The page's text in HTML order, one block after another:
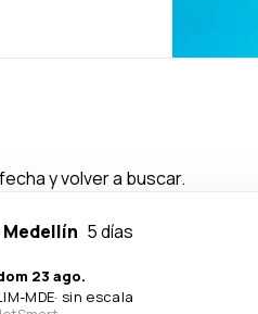
y volver a buscar.
Medellín 5 días
23 ago.
-MDE· sin escala